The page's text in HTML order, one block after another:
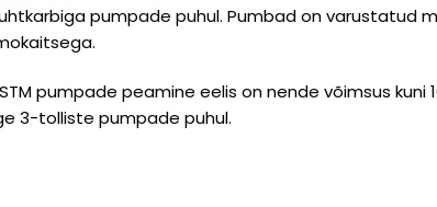
pumpade puhul. Pumbad on varustatud
pumpade peamine eelis on nende võimsus kuni
3-tolliste pumpade puhul.